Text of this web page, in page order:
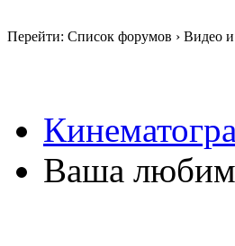
Перейти: Список форумов › Видео
Ваша